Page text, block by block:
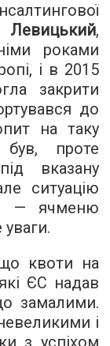
Левицький,
роками
і в 2015
закрити
до
на таку
проте
вказану
ситуацію
— ячменю
квоти на
ЄС надав
замалими.
і
з успіхом